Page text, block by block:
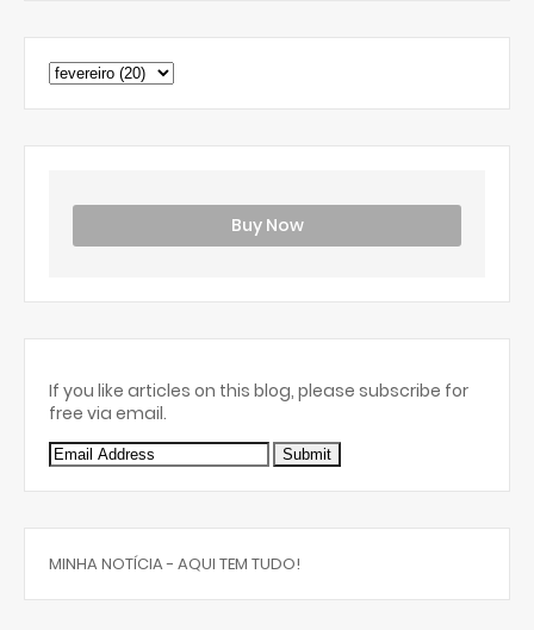
Buy Now
If you like articles on this blog, please subscribe for
free via email.
MINHA NOTÍCIA - AQUI TEM TUDO!